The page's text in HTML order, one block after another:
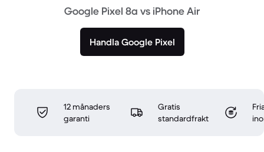
Google Pixel 8a vs iPhone Air
Handla Google Pixel
12 månaders
garanti
Gratis
standardfrakt